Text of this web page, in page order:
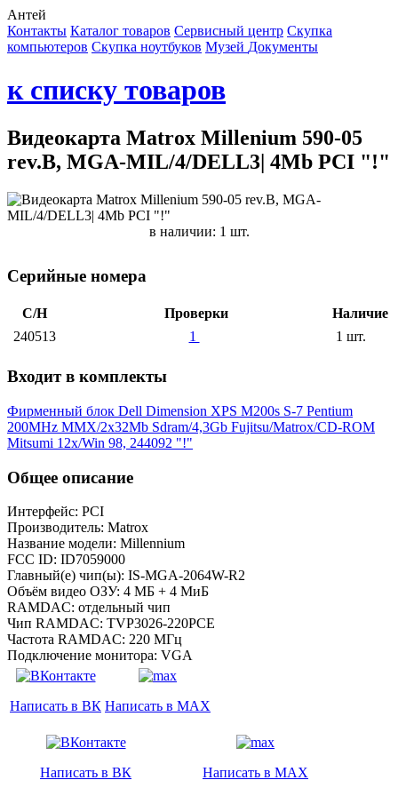
Антей
Контакты Каталог товаров Сервисный центр Cкупка
компьютеров Cкупка ноутбуков Музей Документы
к списку товаров
Видеокарта Matrox Millenium 590-05
rev.B, MGA-MIL/4/DELL3| 4Mb PCI "!"
в наличии: 1 шт.
Серийные номера
С/Н Проверки
Наличие
240513
1 1 шт.
Входит в комплекты
Фирменный блок Dell Dimension XPS M200s S-7 Pentium
200MHz MMX/2x32Mb Sdram/4,3Gb Fujitsu/Matrox/CD-ROM
Mitsumi 12x/Win 98, 244092 "!"
Общее описание
Интерфейс: PCI
Производитель: Matrox
Название модели: Millennium
FCC ID: ID7059000
Главный(е) чип(ы): IS-MGA-2064W-R2
Объём видео ОЗУ: 4 МБ + 4 МиБ
RAMDAC: отдельный чип
Чип RAMDAC: TVP3026-220PCE
Частота RAMDAC: 220 МГц
Подключение монитора: VGA
Написать в ВК Написать в MAX
Написать в ВК Написать в MAX